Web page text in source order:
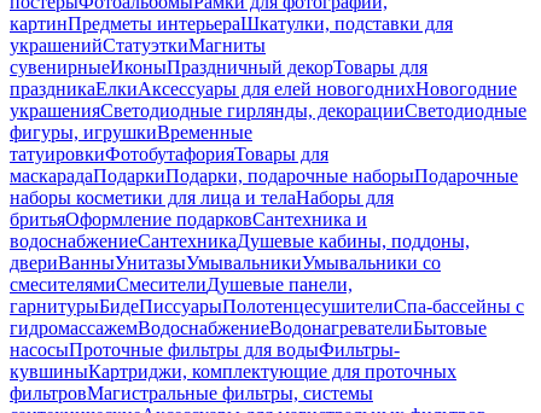
картинПредметы интерьераШкатулки, подставки для
украшенийСтатуэткиМагниты
сувенирныеИконыПраздничный декорТовары для
праздникаЕлкиАксессуары для елей новогоднихНовогодние
украшенияСветодиодные гирлянды, декорацииСветодиодные
фигуры, игрушкиВременные
татуировкиФотобутафорияТовары для
маскарадаПодаркиПодарки, подарочные наборыПодарочные
наборы косметики для лица и телаНаборы для
бритьяОформление подарковСантехника и
водоснабжениеСантехникаДушевые кабины, поддоны,
двериВанныУнитазыУмывальникиУмывальники со
смесителямиСмесителиДушевые панели,
гарнитурыБидеПиссуарыПолотенцесушителиСпа-бассейны с
гидромассажемВодоснабжениеВодонагревателиБытовые
насосыПроточные фильтры для водыФильтры-
кувшиныКартриджи, комплектующие для проточных
фильтровМагистральные фильтры, системы